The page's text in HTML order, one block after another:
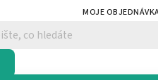
MOJE